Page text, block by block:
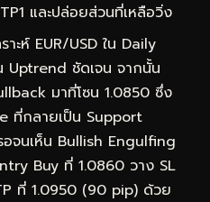
และปล่อยส่วนที่เหลือวิ่ง
ะห์ EUR/USD ใน Daily
Uptrend ชัดเจน จากนั้น
มาที่โซน 1.0850 ซึ่ง
ที่กลายเป็น Support
จนเห็น Bullish Engulfing
Buy ที่ 1.0860 วาง SL
ที่ 1.0950 (90 pip) ด้วย